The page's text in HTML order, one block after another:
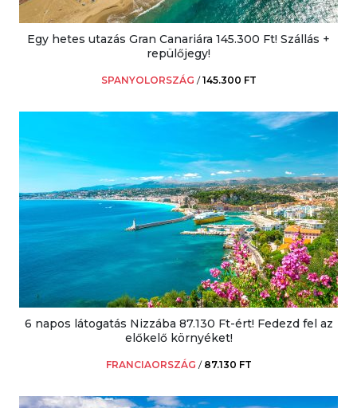
Egy hetes utazás Gran Canariára 145.300 Ft! Szállás +
repülőjegy!
SPANYOLORSZÁG /145.300 FT
6 napos látogatás Nizzába 87.130 Ft-ért! Fedezd fel az
előkelő környéket!
FRANCIAORSZÁG / 87.130 FT